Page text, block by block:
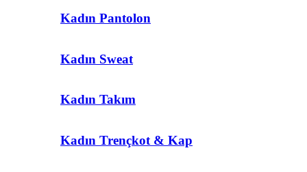
Kadın Pantolon
Kadın Sweat
Kadın Takım
Kadın Trençkot & Kap